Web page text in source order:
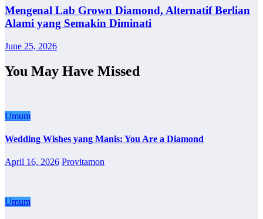
Mengenal Lab Grown Diamond, Alternatif Berlian
Alami yang Semakin Diminati
June 25, 2026
You May Have Missed
Umum
Wedding Wishes yang Manis: You Are a Diamond
April 16, 2026 Provitamon
Umum